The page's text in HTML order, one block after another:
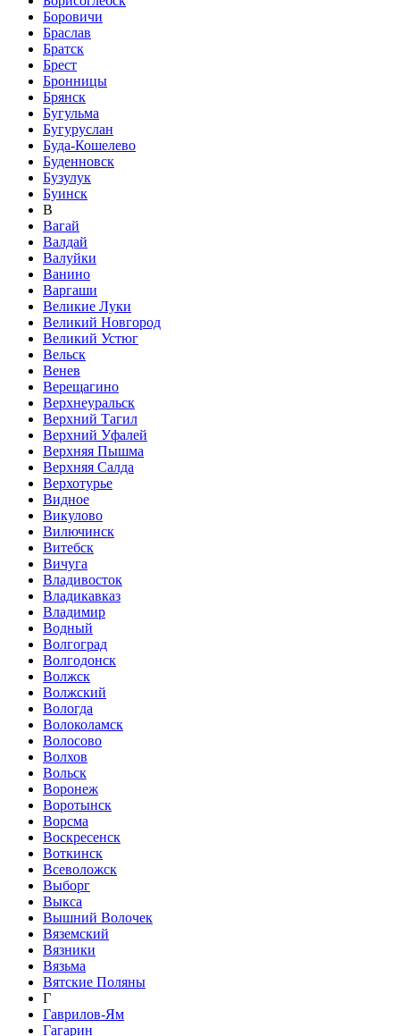
Боровичи
Браслав
Братск
Брест
Бронницы
Брянск
Бугульма
Бугуруслан
Буда-Кошелево
Буденновск
Бузулук
Буинск
В
Вагай
Валдай
Валуйки
Ванино
Варгаши
Великие Луки
Великий Новгород
Великий Устюг
Вельск
Венев
Верещагино
Верхнеуральск
Верхний Тагил
Верхний Уфалей
Верхняя Пышма
Верхняя Салда
Верхотурье
Видное
Викулово
Вилючинск
Витебск
Вичуга
Владивосток
Владикавказ
Владимир
Водный
Волгоград
Волгодонск
Волжск
Волжский
Вологда
Волоколамск
Волосово
Волхов
Вольск
Воронеж
Воротынск
Ворсма
Воскресенск
Воткинск
Всеволожск
Выборг
Выкса
Вышний Волочек
Вяземский
Вязники
Вязьма
Вятские Поляны
Г
Гаврилов-Ям
Гагарин